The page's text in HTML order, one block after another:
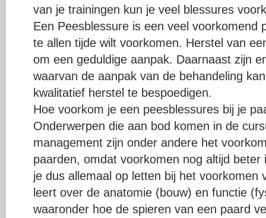
van je trainingen kun je veel blessures
Een Peesblessure is een veel voorkomend
te allen tijde wilt voorkomen. Herstel van
om een geduldige aanpak. Daarnaast zijn
waarvan de aanpak van de behandeling
kwalitatief herstel te bespoedigen.
Hoe voorkom je een peesblessures bij je
Onderwerpen die aan bod komen in de
management zijn onder andere het
paarden, omdat voorkomen nog altijd
je dus allemaal op letten bij het voorkomen
leert over de anatomie (bouw) en functie
waaronder hoe de spieren van een paard